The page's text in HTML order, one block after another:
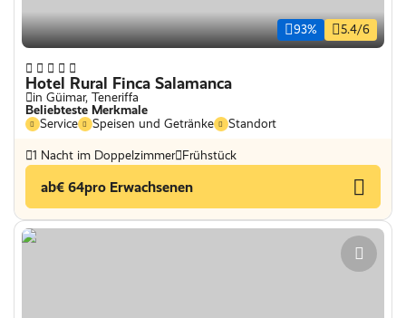
93% 5.4/6
Hotel Rural Finca Salamanca
in Güimar, Teneriffa
Beliebteste Merkmale
Service
Speisen und Getränke Standort
1 Nacht im Doppelzimmer Frühstück
ab€ 64pro Erwachsenen